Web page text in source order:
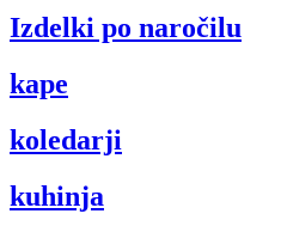
Izdelki po naročilu
kape
koledarji
kuhinja